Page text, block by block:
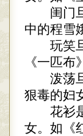
闺门旦
中的程雪
玩笑旦
《一匹布
泼荡旦
狠毒的妇
花衫是
女。如《